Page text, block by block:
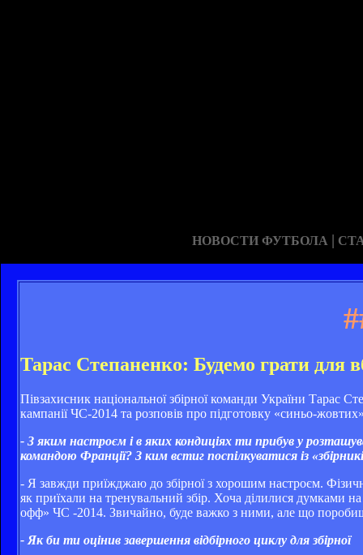
НОВОСТИ ФУТБОЛА |
Тарас Степаненко: Будемо грати для
Півзахисник національної збірної команди України Тарас
кампанії ЧС-2014 та розповів про підготовку «синьо-
- З яким настроєм і в яких кондиціях ти прибув у
командою Франції? З ким встиг поспілкуватися із
- Я завжди приїжджаю до збірної з хорошим настроєм.
як приїхали на тренувальний збір. Хоча ділилися думками
офф» ЧС -2014. Звичайно, буде важко з ними, але що
- Як би ти оцінив завершення відбірного циклу для збірної